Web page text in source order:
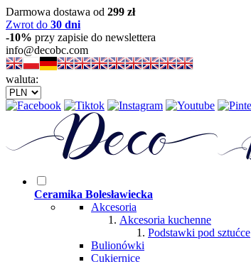
Darmowa dostawa od 299 zł
Zwrot do 30 dni
-10% przy zapisie do newslettera
info@decobc.com
waluta:
Ceramika Bolesławiecka
Akcesoria
Akcesoria kuchenne
Podstawki pod sztućce
Bulionówki
Cukiernice